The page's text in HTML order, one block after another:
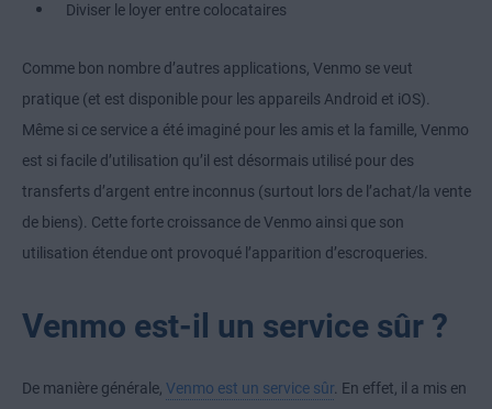
Diviser le loyer entre colocataires
Comme bon nombre d’autres applications, Venmo se veut
pratique (et est disponible pour les appareils Android et iOS).
Même si ce service a été imaginé pour les amis et la famille, Venmo
est si facile d’utilisation qu’il est désormais utilisé pour des
transferts d’argent entre inconnus (surtout lors de l’achat/la vente
de biens). Cette forte croissance de Venmo ainsi que son
utilisation étendue ont provoqué l’apparition d’escroqueries.
Venmo est-il un service sûr ?
De manière générale, Venmo est un service sûr. En effet, il a mis en